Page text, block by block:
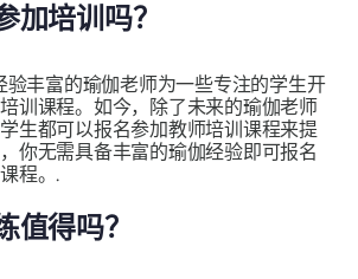
加培训吗？
丰富的瑜伽老师为一些专注的学生开
训课程。如今，除了未来的瑜伽老师
生都可以报名参加教师培训课程来提
你无需具备丰富的瑜伽经验即可报名
程。.
值得吗？